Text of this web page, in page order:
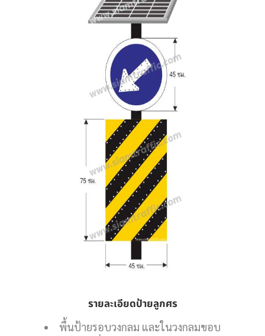
รายละเอียดป้ายลูกศร
พื้นป้ายรอบวงกลม และในวงกลมขอบ